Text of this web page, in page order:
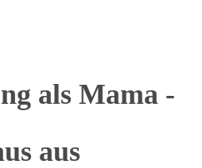
als Mama -
aus